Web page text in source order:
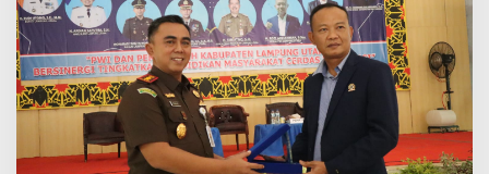
g
U
t
a
r
a
F